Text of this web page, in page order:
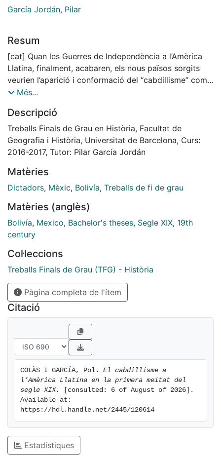
García Jordán, Pilar
Resum
[cat] Quan les Guerres de Independència a l’Amèrica
Llatina, finalment, acabaren, els nous països sorgits
veurien l’aparició i conformació del “cabdillisme” com
a forma de fer política, dominant la regió durant la
com un estat de la qüestió, ens centrem en els
“cabdills”; com van sorgir, com van prendre el poder i
com van mantenir-lo. A més, abordem dos anàlisis de
cas, Mèxic i Bolívia, per tal de poder demostrar les
[eng] When the Latin America Wars of Independence
were finally over, the new countries that appeared saw
a new type of politics which dominated the region
during the first half of the Nineteenth Century. In this
work, thought as to see the historiographic state of
emerged, they took control of the power and they
kept it. Also, we specify in studying two examples,
that are Mexico and Bolivia, to be able to prove the
hypothesis.
Més...
Descripció
Treballs Finals de Grau en Història, Facultat de
Geografia i Història, Universitat de Barcelona, Curs:
2016-2017, Tutor: Pilar García Jordán
Matèries
Dictadors, Mèxic, Bolivía, Treballs de fi de grau
Matèries (anglès)
Bolivía, Mexico, Bachelor's theses, Segle XIX, 19th
century
Col·leccions
Treballs Finals de Grau (TFG) - Història
Pàgina completa de l'ítem
Citació
COLÀS I GARCÍA, Pol. El cabdillisme a
l’Amèrica Llatina en la primera meitat del
segle XIX.
[consulted: 6 of August of 2026].
Available at:
https://hdl.handle.net/2445/120614
Estadístiques